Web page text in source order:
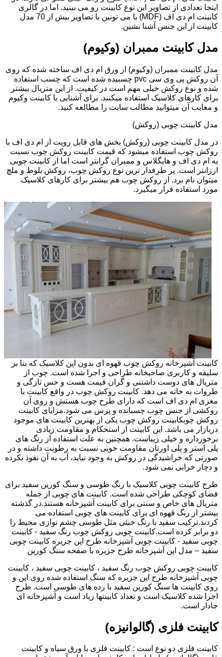
اینجا تعدادی از تصاویر این نوع کابینت رو می بینید. اما در گالری
کابینت ام دی اف (MDF) با می تونین با تصاویر بیش از 70 مدل
کابینت از این جنس آشنا بشین.
مدل کابینت ممبران (وکیوم)
مدل کابینت ممبران (وکیوم) از ورق ام دی اف ساخته شده که روی
آن روکش پی وی سی pvc چسبیده شده است که چسب استفاده
شده و نوع روکش خیلی مهم است در کیفیت. از این متریال بیشتر
برای کارهای کلاسیک استفاده میکنند. برای آشنایی با کابینت وکیوم
و معایب آن میتوانید مطالب سایت را مطالعه کنید.
مدل کابینت چوبی (روکش)
در مدل کابینت چوبی (روکش) بخش های قابل رویت از ام دی اف با
روکش چوب استفاده میشود که قیمت کابینت روکش چوب نسبت
به ام دی اف و هایگلاس و ممبران گرانتر است اما از کابینت چوبی
ارزانتر است. پر طرفدار ترین نوع روکش چوب، روکش بلوط و ملچ
میتوان نام برد. از روکش چوب هم بیشتر برای کارهای کلاسیک
مورد استفاده قرار میگیرد.
کابینت آشپزخانه روکش چوب قهوه ای بدون اپن کلاسیک که بنا بر
سلیقه و کاربری صاحبخانه طراحی و اجرا شده است. چوب از
متریال های دوست داشتنی و گران قیمت هست و حس تازگی و
طروات به خانه می دهد. کابینت روکش چوب در واقع کابینت با
مغزی ام دی اف است که دارای طرح چوب هستش و روی آن
روکشی از جنس چوب چسبانده و پرس می شود.مزایای کابینت
روکش چوبکابینت روکش چوب یکی از بهترین کابینت های موجود
دربازار می باشد. این کابینت از استحکام و مقاومت زیادی
برخورداره و خیلی زیباست. همچنین به علت استفاده از رنگ های
پلی استر و پلی اورتان مقاومت خوبی نسبت به رطوبت داشته و در
صورتی که خراشیدگی در روکش به وجود نیاید، آب به آن نفوذ نکرده
و دچار خرابی نمی شود.
طرح کابینت چوبی کلاسیک با رنگ طوسی و سنگ کورین سفید برای
فضای کوچکی طراحی شده است. کابینت های چوبی از جمله
متریال های خاص و سنتی برای کابینت آشپزخانه هستند.در گذشته
بیشتر از رنگ قهوه ای برای کابینت های چوبی استفاده می
کردند.ترکیب سفید با رنگ خنثی مثل طوسی چشم نوازی محیط را
دو برابر کرده است.کابینت چوبی روکش چوب رنگ سفید - کابینت
چوبی سفید - کابینت چوبی آشپزخانه طرح اپن جزیره کابینت چوبی
سفید – مدل اپن آشپزخانه طرح جزیره با صفحه سنگ کورین
کابینت چوبی روکش چوب رنگ سفید ، کابینت چوبی سفید ، کابینت
چوبی آشپزخانه طرح اپن جزیره که سنگ استفاده شده روی اپن و
روی کابینت ها سنگ کورین سفید با رده های طوسی است. طرح
اجرا شده کلاسیک است و تعداد کابینتها زیاد است و آشپزخانه ای
جادار است.
کابینت فلزی (گالوانیزه)
کابینت فلزی دو نوع است : کابینت فلزی با ورق سیاه و کابینت